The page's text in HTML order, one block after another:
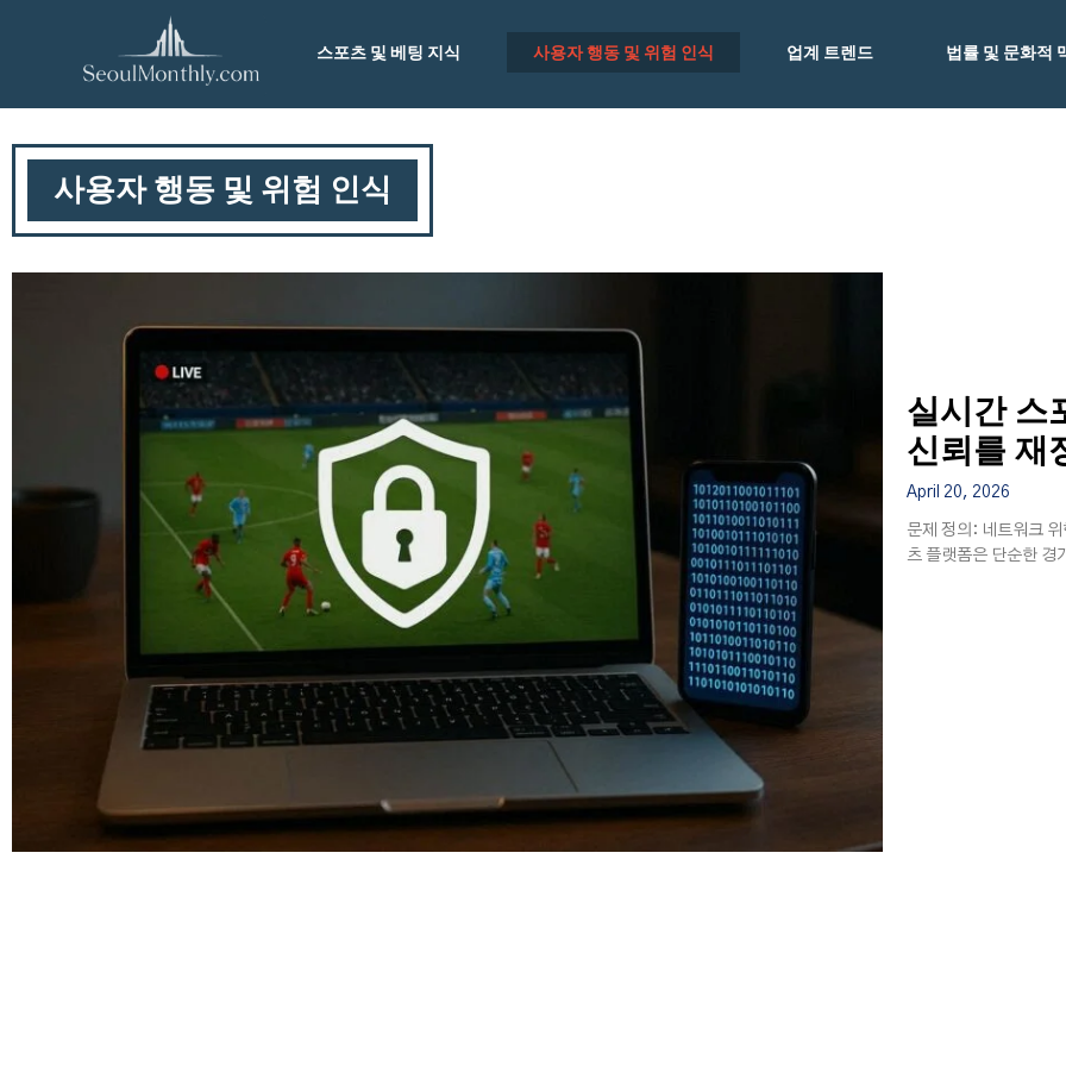
스포츠 및 베팅 지식 사용자 행동 및 위험 인식 업계 트렌드 법률 및 문화적
사용자 행동 및 위험 인식
실시간 스
신뢰를 재
April 20, 2026
문제 정의: 네트워크
츠 플랫폼은 단순한 경